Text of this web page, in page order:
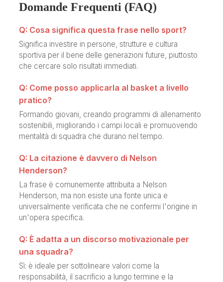
Domande Frequenti (FAQ)
Q: Cosa significa questa frase nello sport?
Significa investire in persone, strutture e cultura
sportiva per il bene delle generazioni future, piuttosto
che cercare solo risultati immediati.
Q: Come posso applicarla al basket a livello
pratico?
Formando giovani, creando programmi di allenamento
sostenibili, migliorando i campi locali e promuovendo
mentalità di squadra che durano nel tempo.
Q: La citazione è davvero di Nelson
Henderson?
La frase è comunemente attribuita a Nelson
Henderson, ma non esiste una fonte unica e
universalmente verificata che ne confermi l'origine in
un'opera specifica.
Q: È adatta a un discorso motivazionale per
una squadra?
Sì: è ideale per sottolineare valori come la
responsabilità, il sacrificio a lungo termine e la